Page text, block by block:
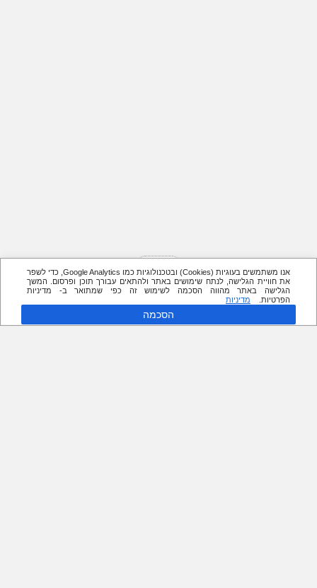
אנו משתמשים בעוגיות (Cookies) ובטכנולוגיות כמו Google Analytics, כדי לשפר
את חוויית הגלישה, לנתח שימושים באתר ולהתאים עבורך תוכן ופרסום. המשך
הגלישה באתר מהווה הסכמה לשימוש זה כפי שמתואר ב- מדיניות
הפרטיות.
מדיניות
הסכמה